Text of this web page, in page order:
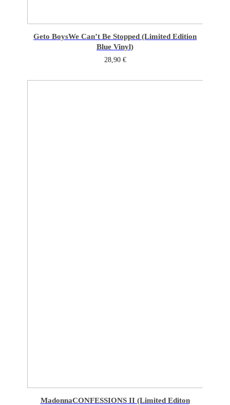
Geto BoysWe Can’t Be Stopped (Limited Edition
Blue Vinyl)
28,90 €
MadonnaCONFESSIONS II (Limited Editon